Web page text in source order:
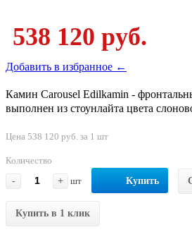
538 120 руб.
Добавить в избранное ←
Камин Carousel Edilkamin -
выполнен из стоунлайта цвета
Цена 538 120 руб. за 1 шт
Количество
-
+ шт Купить
Купить в 1 клик